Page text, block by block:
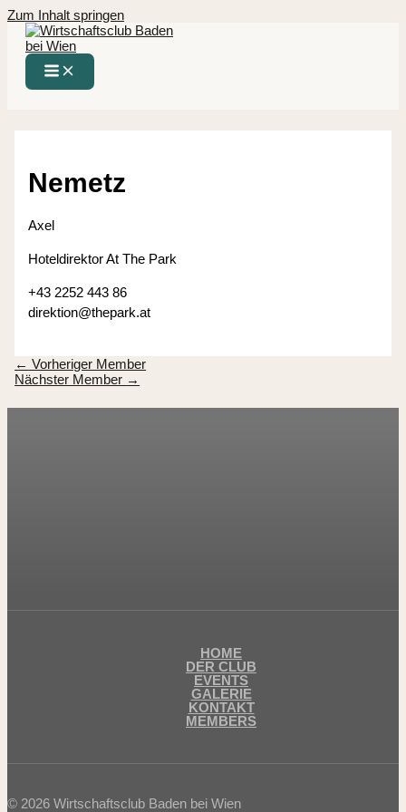
Zum Inhalt springen
Nemetz
Axel
Hoteldirektor At The Park
+43 2252 443 86
direktion@thepark.at
← Vorheriger Member
Nächster Member →
HOME
DER CLUB
EVENTS
GALERIE
KONTAKT
MEMBERS
© 2026 Wirtschaftsclub Baden bei Wien